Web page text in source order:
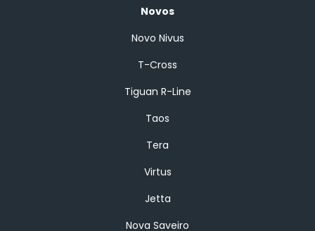
Novos
Novo Nivus
T-Cross
Tiguan R-Line
Taos
Tera
Virtus
Jetta
Nova Saveiro